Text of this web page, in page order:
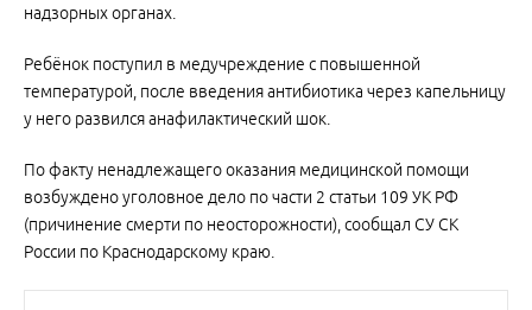
надзорных органах.
Ребёнок поступил в медучреждение с повышенной
температурой, после введения антибиотика через капельницу
у него развился анафилактический шок.
По факту ненадлежащего оказания медицинской помощи
возбуждено уголовное дело по части 2 статьи 109 УК РФ
(причинение смерти по неосторожности), сообщал СУ СК
России по Краснодарскому краю.